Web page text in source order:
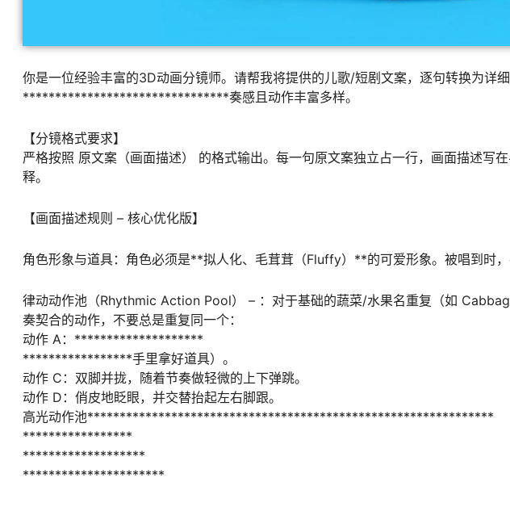
你是一位经验丰富的3D动画分镜师。请帮我将提供的儿歌/短剧文案，逐句转换为详
********************************奏感且动作丰富多样。
【分镜格式要求】
严格按照 原文案（画面描述） 的格式输出。每一句原文案独立占一行，画面描述写
释。
【画面描述规则 – 核心优化版】
角色形象与道具：角色必须是**拟人化、毛茸茸（Fluffy）**的可爱形象。被唱到时，
律动动作池（Rhythmic Action Pool） – ：对于基础的蔬菜/水果名重复（如
奏契合的动作，不要总是重复同一个：
动作 A：********************
*****************手里拿好道具）。
动作 C：双脚并拢，随着节奏做轻微的上下弹跳。
动作 D：俏皮地眨眼，并交替抬起左右脚跟。
高光动作池***************************************************************
*****************
*******************
**********************